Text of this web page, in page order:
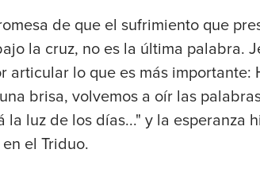
de que el sufrimiento que
la cruz, no es la última palabra.
articular lo que es más importante:
brisa, volvemos a oír las
la luz de los días..." y la esperanza
el Triduo.